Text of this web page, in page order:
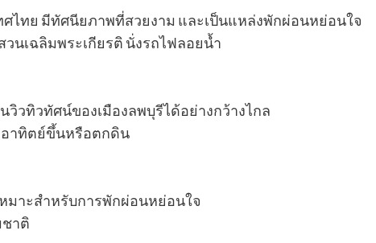
ไทย มีทัศนียภาพที่สวยงาม และเป็นแหล่งพักผ่อนหย่อนใจ
วนเฉลิมพระเกียรติ นั่งรถไฟลอยน้ำ
วิวทิวทัศน์ของเมืองลพบุรีได้อย่างกว้างไกล
อาทิตย์ขึ้นหรือตกดิน
มาะสำหรับการพักผ่อนหย่อนใจ
ชาติ